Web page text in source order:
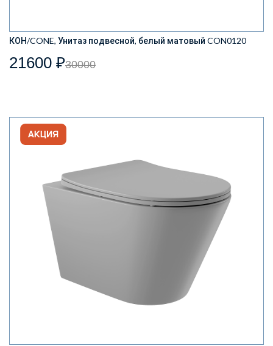
КОН/CONE, Унитаз подвесной, белый матовый CON0120
21600 ₽30000